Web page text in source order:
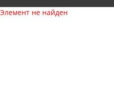
Элемент не найден